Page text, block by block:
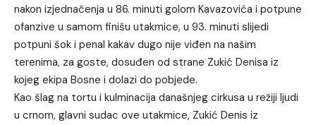
nakon izjednačenja u 86. minuti golom Kavazovića i potpune
ofanzive u samom finišu utakmice, u 93. minuti slijedi
potpuni šok i penal kakav dugo nije viđen na našim
terenima, za goste, dosuđen od strane Zukić Denisa iz
kojeg ekipa Bosne i dolazi do pobjede.
Kao šlag na tortu i kulminacija današnjeg cirkusa u režiji ljudi
u crnom, glavni sudac ove utakmice, Zukić Denis iz